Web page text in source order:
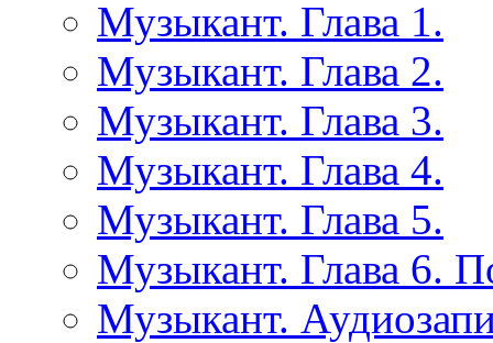
Музыкант. Глава 1.
Музыкант. Глава 2.
Музыкант. Глава 3.
Музыкант. Глава 4.
Музыкант. Глава 5.
Музыкант. Глава 6.
Музыкант.